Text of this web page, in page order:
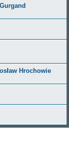
Hrochowie